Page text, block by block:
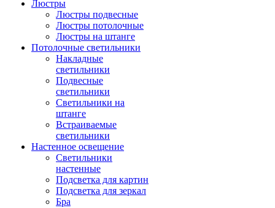
Люстры
Люстры подвесные
Люстры потолочные
Люстры на штанге
Потолочные светильники
Накладные
светильники
Подвесные
светильники
Светильники на
штанге
Встраиваемые
светильники
Настенное освещение
Светильники
настенные
Подсветка для картин
Подсветка для зеркал
Бра